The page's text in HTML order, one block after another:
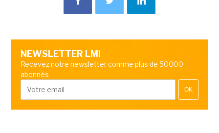
NEWSLETTER LMI
Recevez notre newsletter comme plus de 50000
abonnés
OK